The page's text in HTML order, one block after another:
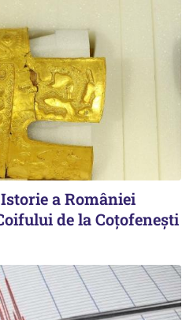
a României
de la Coțofenești